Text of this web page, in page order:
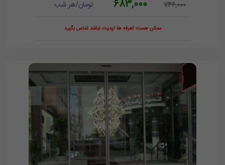
746,000
683,000 تومان/هر شب
ممکن هست تعرفه ها آپدیت نباشد تماس بگیرد